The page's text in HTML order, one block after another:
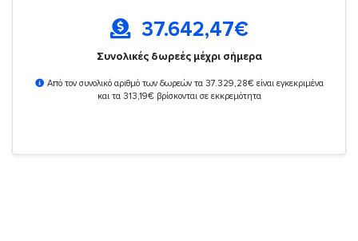
37.642,47€
Συνολικές δωρεές μέχρι σήμερα
Από τον συνολικό αριθμό των δωρεών τα 37.329,28€ είναι εγκεκριμένα
και τα 313,19€ βρίσκονται σε εκκρεμότητα